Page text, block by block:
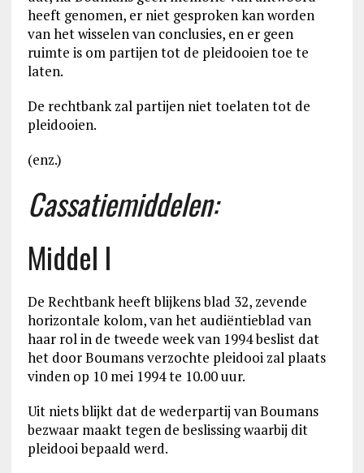
heeft genomen, er niet gesproken kan worden
van het wisselen van conclusies, en er geen
ruimte is om partijen tot de pleidooien toe te
laten.
De rechtbank zal partijen niet toelaten tot de
pleidooien.
(enz.)
Cassatiemiddelen:
Middel I
De Rechtbank heeft blijkens blad 32, zevende
horizontale kolom, van het audiëntieblad van
haar rol in de tweede week van 1994 beslist dat
het door Boumans verzochte pleidooi zal plaats
vinden op 10 mei 1994 te 10.00 uur.
Uit niets blijkt dat de wederpartij van Boumans
bezwaar maakt tegen de beslissing waarbij dit
pleidooi bepaald werd.